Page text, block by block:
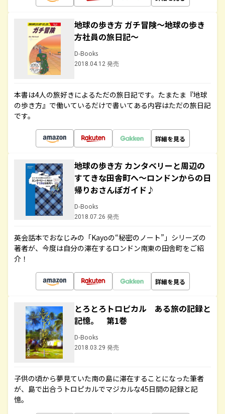
地球の歩き方 ガチ冒険～地球の歩き
方社員の旅日記～
D-Books
2018.04.12 発売
本書は4人の旅好きによるただの旅日記です。たまたま『地球
の歩き方』で働いているだけで書いてある内容はただの旅日記
です。
詳細を見る
地球の歩き方 カンタベリーと周辺の
すてきな田舎町へ～ロンドンからの日
帰りおさんぽガイド♪
D-Books
2018.07.26 発売
英会話本でおなじみの「Kayoの“秘密のノート”」シリーズの
著者が、今度は自分の滞在するロンドン南東の田舎町をご紹
介！
詳細を見る
とろとろトロピカル ある旅の記録と
記憶。 第1巻
D-Books
2018.03.29 発売
子供の頃から夢見ていた南の島に滞在することになった筆者
が、島で出合うトロピカルでマジカルな45日間の記録と記
憶。